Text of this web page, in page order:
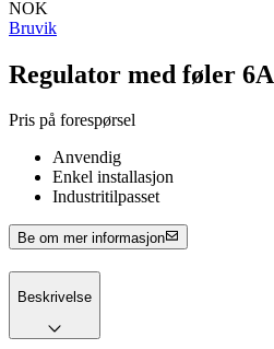
NOK
Bruvik
Regulator med føler 6A
Pris på forespørsel
Anvendig
Enkel installasjon
Industritilpasset
Be om mer informasjon
Beskrivelse